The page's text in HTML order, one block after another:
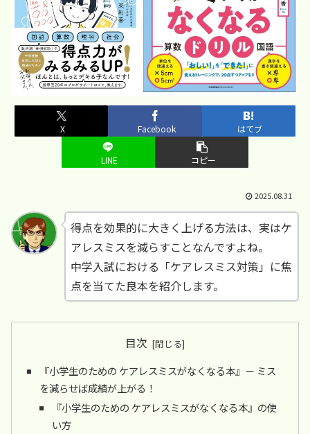
X Facebook はてブ
LINE コピー
2025.08.31
得点を効果的に大きく上げる方法は、実はケ
アレスミスを減らすことなんですよね。
中学入試における「ケアレスミス対策」に焦
点を当てた良本を紹介します。
目次
『小学生のための ケアレスミスがなくなる本』－ ミス
を減らせば成績が上がる！
『小学生のための ケアレスミスがなくなる本』の使
い方